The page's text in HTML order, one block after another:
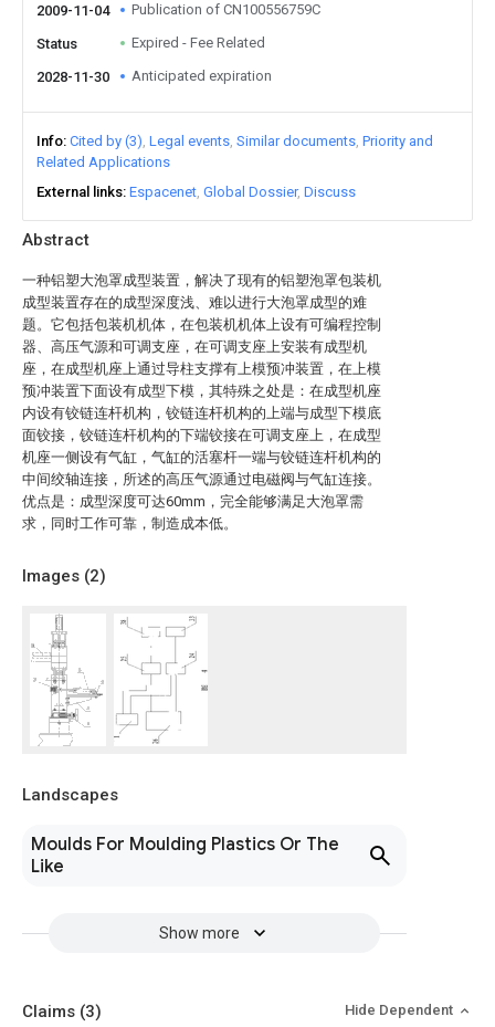
Abstract
一种铝塑大泡罩成型装置，解决了现有的铝塑泡罩包装机
成型装置存在的成型深度浅、难以进行大泡罩成型的难
题。它包括包装机机体，在包装机机体上设有可编程控制
器、高压气源和可调支座，在可调支座上安装有成型机
座，在成型机座上通过导柱支撑有上模预冲装置，在上模
预冲装置下面设有成型下模，其特殊之处是：在成型机座
内设有铰链连杆机构，铰链连杆机构的上端与成型下模底
面铰接，铰链连杆机构的下端铰接在可调支座上，在成型
机座一侧设有气缸，气缸的活塞杆一端与铰链连杆机构的
中间绞轴连接，所述的高压气源通过电磁阀与气缸连接。
优点是：成型深度可达60mm，完全能够满足大泡罩需
求，同时工作可靠，制造成本低。
Images (2)
Landscapes
Moulds For Moulding Plastics Or The
Like
Show more
2009-11-04 Publication of CN100556759C
Status Expired - Fee Related
2028-11-30 Anticipated expiration
Info Cited by (3) Legal events Similar documents Priority and
Related Applications
External links Espacenet Global Dossier Discuss
Claims (3) Hide Dependent